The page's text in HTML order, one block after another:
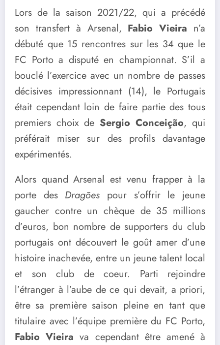
Lors de la saison 2021/22, qui a précédé
son transfert à Arsenal, Fabio Vieira n’a
débuté que 15 rencontres sur les 34 que le
FC Porto a disputé en championnat. S’il a
bouclé l’exercice avec un nombre de passes
décisives impressionnant (14), le Portugais
était cependant loin de faire partie des tous
premiers choix de Sergio Conceição, qui
préférait miser sur des profils davantage
expérimentés.
Alors quand Arsenal est venu frapper à la
porte des Dragões pour s’offrir le jeune
gaucher contre un chèque de 35 millions
d’euros, bon nombre de supporters du club
portugais ont découvert le goût amer d’une
histoire inachevée, entre un jeune talent local
et son club de coeur. Parti rejoindre
l’étranger à l’aube de ce qui devait, a priori,
être sa première saison pleine en tant que
titulaire avec l’équipe première du FC Porto,
Fabio Vieira va cependant être amené à